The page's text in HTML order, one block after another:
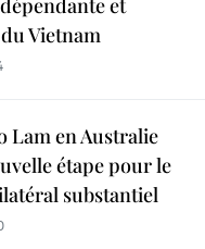
et
Vietnam
Lam en Australie
étape pour le
substantiel